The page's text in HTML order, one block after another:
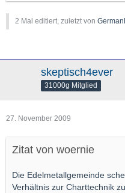
2 Mal editiert, zuletzt von
skeptisch4ever
31000g Mitglied
27. November 2009
Zitat von woernie
Die Edelmetallgemeinde
Verhältnis zur Charttechnik